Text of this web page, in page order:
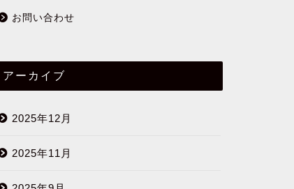
お問い合わせ
アーカイブ
2025年12月
2025年11月